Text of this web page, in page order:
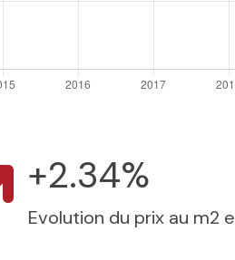
+2.34%
Evolution du prix au m2